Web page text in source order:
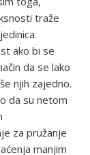
traže
ako bi se
da se lako
njih zajedno.
da su netom
za pružanje
manjim